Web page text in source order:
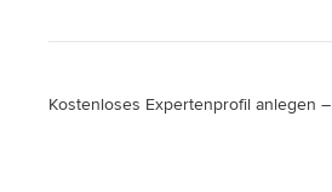
Kostenloses Expertenprofil anlegen –